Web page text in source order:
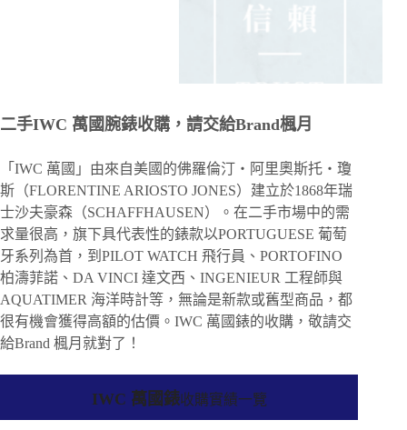
二手IWC 萬國腕錶收購，請交給Brand楓月
「IWC 萬國」由來自美國的佛羅倫汀・阿里奧斯托・瓊
斯（FLORENTINE ARIOSTO JONES）建立於1868年瑞
士沙夫豪森（SCHAFFHAUSEN）。在二手市場中的需
求量很高，旗下具代表性的錶款以PORTUGUESE 葡萄
牙系列為首，到PILOT WATCH 飛行員、PORTOFINO
柏濤菲諾、DA VINCI 達文西、INGENIEUR 工程師與
AQUATIMER 海洋時計等，無論是新款或舊型商品，都
很有機會獲得高額的估價。IWC 萬國錶的收購，敬請交
給Brand 楓月就對了！
IWC 萬國錶收購實績一覽